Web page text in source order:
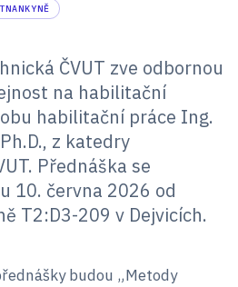
ČVUT zve odbornou
na habilitační
habilitační práce Ing.
z katedry
Přednáška se
10. června 2026 od
T2:D3-209 v Dejvicích.
budou „Metody